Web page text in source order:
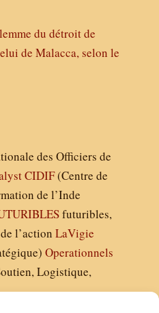
du détroit de
de Malacca, selon le
des Officiers de
CIDIF(Centre de
de l’Inde
futuribles,
l’action LaVigie
Operationnels
Logistique,